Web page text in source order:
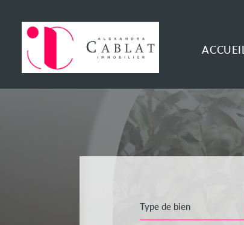
ACCUEIL
Type de bien